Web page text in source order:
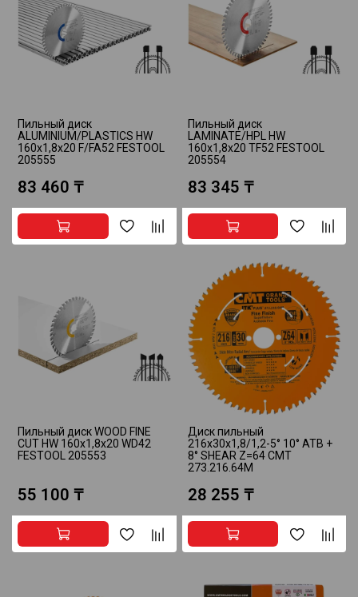
Пильный диск
ALUMINIUM/PLASTICS HW
160x1,8x20 F/FA52 FESTOOL
205555
83 460 ₸
Пильный диск
LAMINATE/HPL HW
160x1,8x20 TF52 FESTOOL
205554
83 345 ₸
Пильный диск WOOD FINE
CUT HW 160x1,8x20 WD42
FESTOOL 205553
55 100 ₸
Диск пильный
216x30x1,8/1,2-5° 10° ATB +
8° SHEAR Z=64 CMT
273.216.64M
28 255 ₸